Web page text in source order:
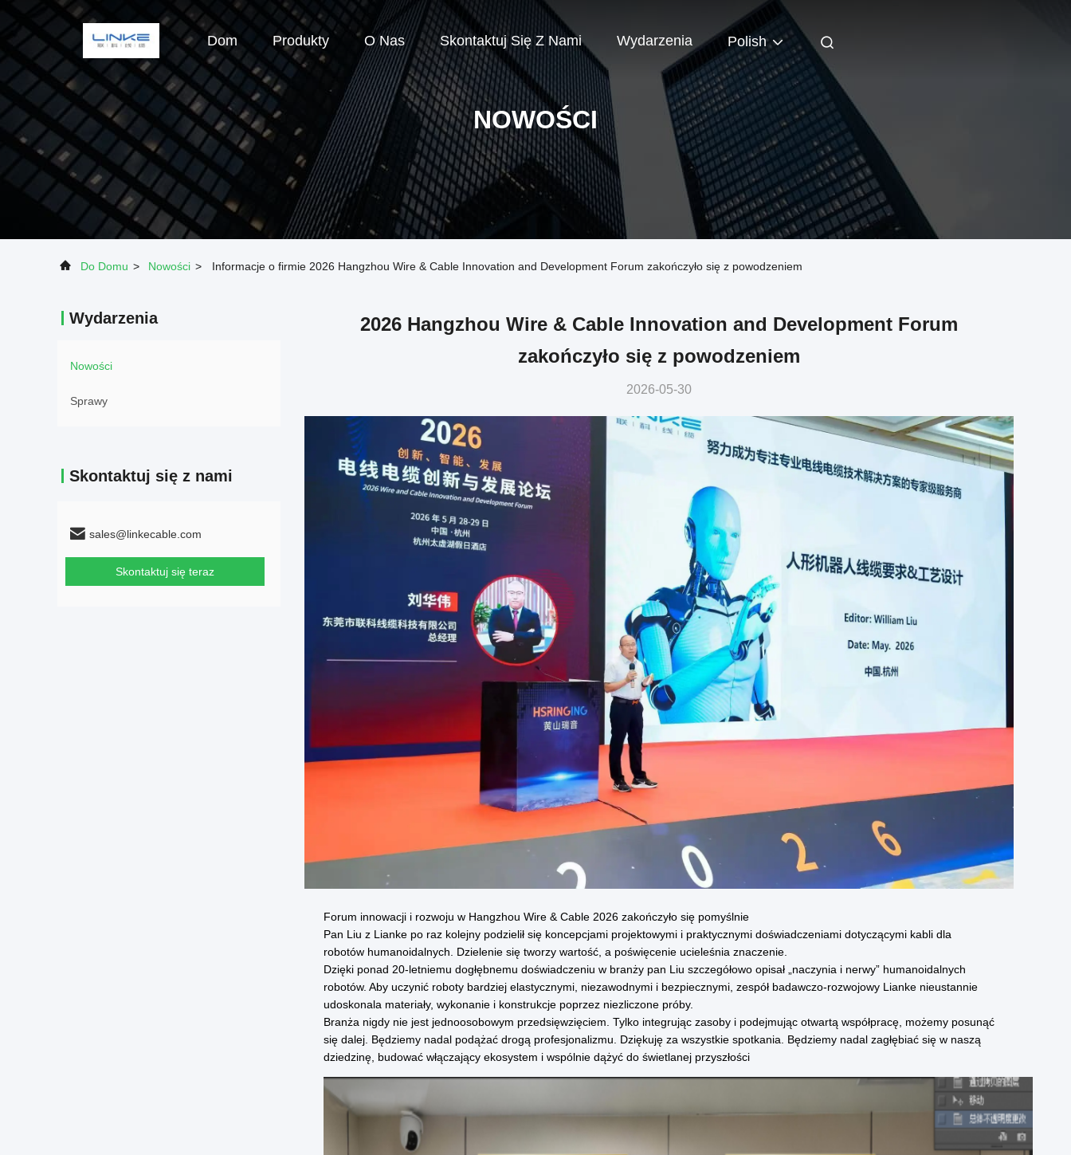
Dom Produkty O Nas Skontaktuj Się Z Nami Wydarzenia Polish
NOWOŚCI
Do Domu > Nowości > Informacje o firmie 2026 Hangzhou Wire & Cable Innovation and Development Forum zakończyło się z powodzeniem
Wydarzenia
Nowości
Sprawy
Skontaktuj się z nami
sales@linkecable.com
Skontaktuj się teraz
2026 Hangzhou Wire & Cable Innovation and Development Forum
zakończyło się z powodzeniem
2026-05-30
Forum innowacji i rozwoju w Hangzhou Wire & Cable 2026 zakończyło się pomyślnie
Pan Liu z Lianke po raz kolejny podzielił się koncepcjami projektowymi i praktycznymi doświadczeniami dotyczącymi kabli dla
robotów humanoidalnych. Dzielenie się tworzy wartość, a poświęcenie ucieleśnia znaczenie.
Dzięki ponad 20-letniemu dogłębnemu doświadczeniu w branży pan Liu szczegółowo opisał „naczynia i nerwy” humanoidalnych
robotów. Aby uczynić roboty bardziej elastycznymi, niezawodnymi i bezpiecznymi, zespół badawczo-rozwojowy Lianke nieustannie
udoskonala materiały, wykonanie i konstrukcje poprzez niezliczone próby.
Branża nigdy nie jest jednoosobowym przedsięwzięciem. Tylko integrując zasoby i podejmując otwartą współpracę, możemy posunąć
się dalej. Będziemy nadal podążać drogą profesjonalizmu. Dziękuję za wszystkie spotkania. Będziemy nadal zagłębiać się w naszą
dziedzinę, budować włączający ekosystem i wspólnie dążyć do świetlanej przyszłości